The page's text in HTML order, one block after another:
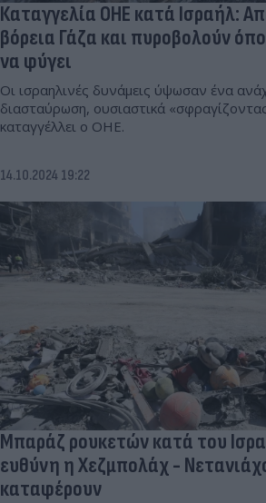
Καταγγελία ΟΗΕ κατά Ισραήλ:
βόρεια Γάζα και πυροβολούν
να φύγει
Οι ισραηλινές δυνάμεις ύψωσαν ένα
διασταύρωση, ουσιαστικά
καταγγέλλει ο ΟΗΕ.
14.10.2024 19:22
Μπαράζ ρουκετών κατά του
ευθύνη η Χεζμπολάχ -
καταφέρουν